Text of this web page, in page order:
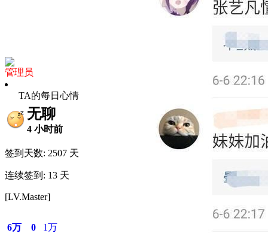
管理员
TA的每日心情
无聊
4 小时前
签到天数: 2507 天
连续签到: 13 天
[LV.Master]
6万 0 1万